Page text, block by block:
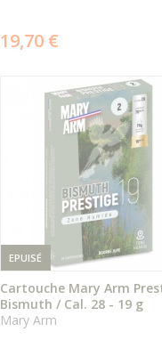
DU PRODUIT
19,70 €
EPUISÉ
Cartouche Mary Arm
Bismuth / Cal. 28 - 19 g
Mary Arm